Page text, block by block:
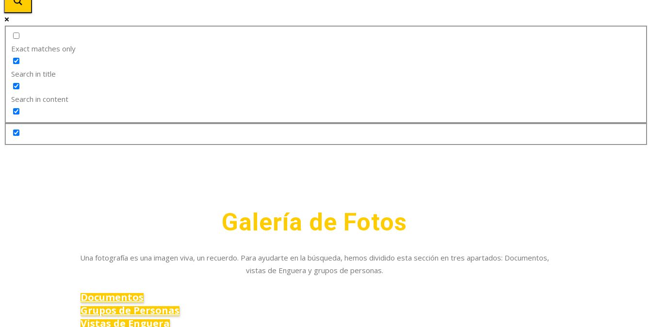
Exact matches only
Search in title
Search in content
Galería de Fotos
Una fotografía es una imagen viva, un recuerdo. Para ayudarte en la búsqueda, hemos dividido esta sección en tres apartados: Documentos,
vistas de Enguera y grupos de personas.
Documentos
Grupos de Personas
Vistas de Enguera